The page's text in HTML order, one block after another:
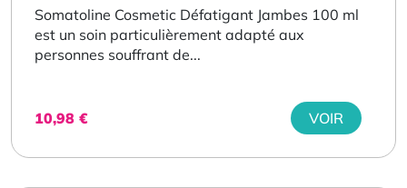
Somatoline Cosmetic Défatigant Jambes 100 ml
est un soin particulièrement adapté aux
personnes souffrant de...
10,98 € VOIR